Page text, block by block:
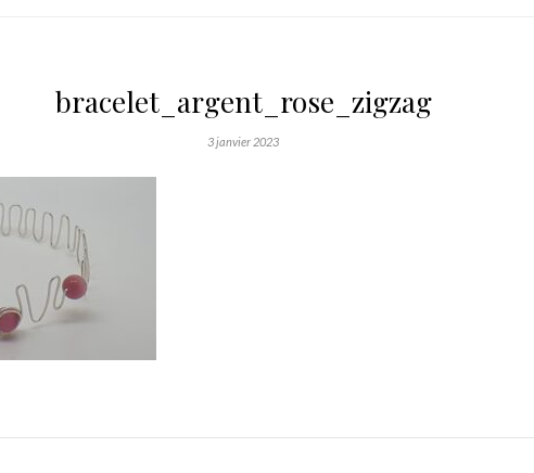
bracelet_argent_rose_zigzag
3 janvier 2023